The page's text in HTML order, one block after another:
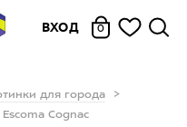
ВХОД 0
для города
Cognac